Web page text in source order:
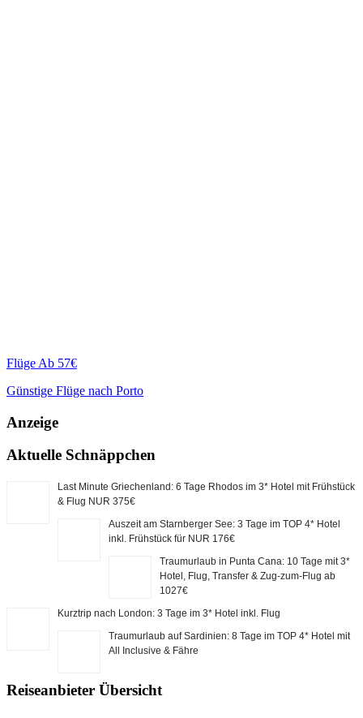
Flüge Ab 57€
Günstige Flüge nach Porto
Anzeige
Aktuelle Schnäppchen
Last Minute Griechenland: 6 Tage Rhodos im 3* Hotel mit Frühstück
& Flug NUR 375€
Auszeit am Starnberger See: 3 Tage im TOP 4* Hotel
inkl. Frühstück für NUR 176€
Traumurlaub in Punta Cana: 10 Tage mit 3*
Hotel, Flug, Transfer & Zug-zum-Flug ab
1027€
Kurztrip nach London: 3 Tage im 3* Hotel inkl. Flug
Traumurlaub auf Sardinien: 8 Tage im TOP 4* Hotel mit
All Inclusive & Fähre
Reiseanbieter Übersicht